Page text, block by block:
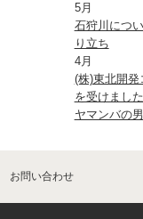
5月
石狩川につ
り立ち
4月
(株)東北開
を受けました
ヤマンバの男
お問い合わせ